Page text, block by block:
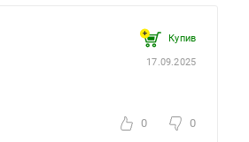
Купив
17.09.2025
0 0